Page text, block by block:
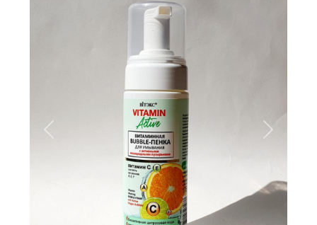
Вперёд Назад